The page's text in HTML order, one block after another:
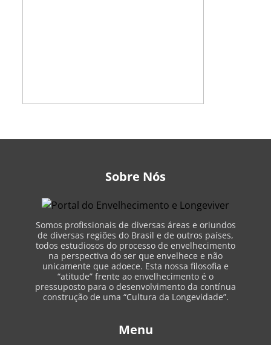
Sobre Nós
Somos profissionais de diversas áreas e oriundos
de diversas regiões do Brasil e de outros países,
todos estudiosos do processo de envelhecimento
na perspectiva do ser que envelhece e não
unicamente que adoece. Esta nossa filosofia e
“atitude” frente ao envelhecimento é o
pressuposto para o desenvolvimento da contínua
construção de uma “Cultura da Longevidade”.
Menu